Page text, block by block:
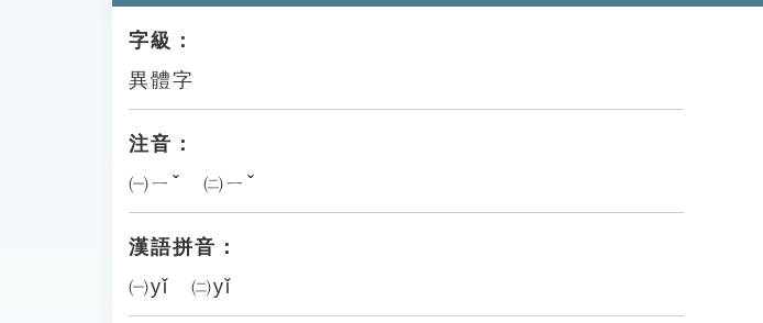
字級：
異體字
注音：
㈠ㄧˇ ㈡ㄧˇ
漢語拼音：
㈠yǐ ㈡yǐ